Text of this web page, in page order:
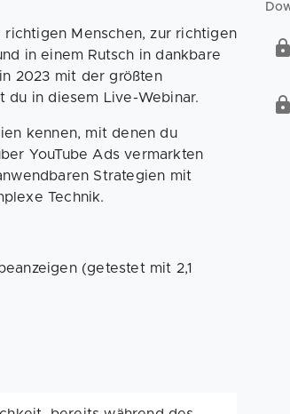
Menschen, zur richtigen
in einem Rutsch in dankbare
2023 mit der größten
in diesem Live-Webinar.
kennen, mit denen du
YouTube Ads vermarkten
Strategien mit
Technik.
(getestet mit 2,1